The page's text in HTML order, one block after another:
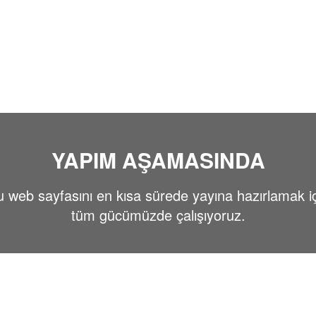
YAPIM AŞAMASINDA
web sayfasını en kısa sürede yayına hazırlamak
tüm gücümüzde çalışıyoruz.